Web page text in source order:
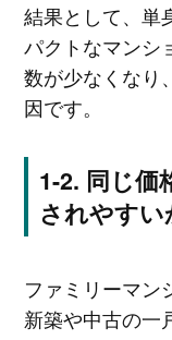
結果として、単
パクトなマンシ
数が少なくなり
因です。
同じ価
されやすい
ファミリーマン
新築や中古の一